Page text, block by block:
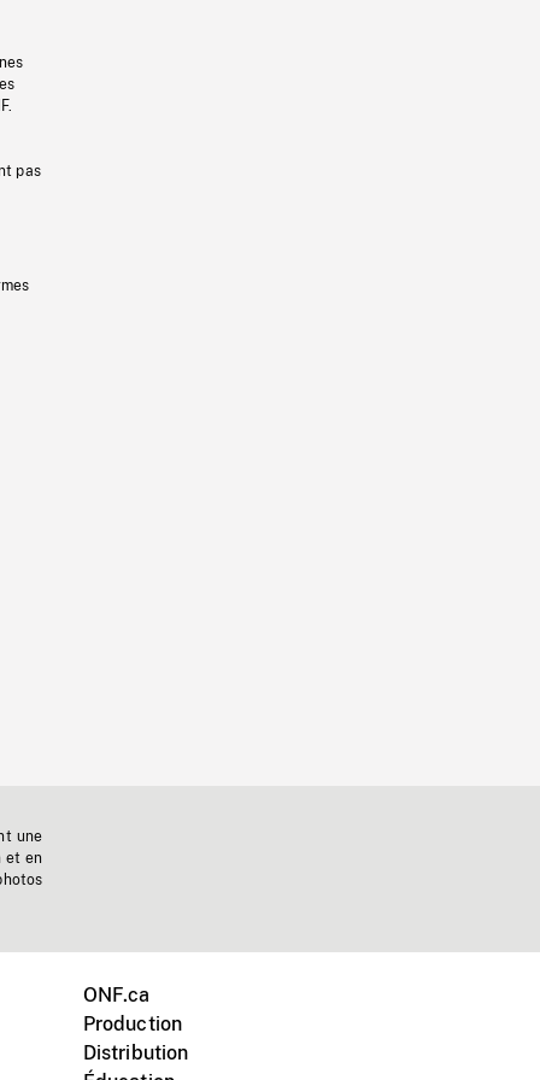
pas
une
et en
ONF.ca
Production
Distribution